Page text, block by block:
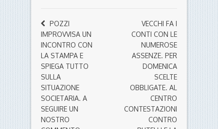
POZZI
IMPROVVISA UN
INCONTRO CON
LA STAMPA E
SPIEGA TUTTO
SULLA
SITUAZIONE
SOCIETARIA. A
SEGUIRE UN
NOSTRO
VECCHI FA I
CONTI CON LE
NUMEROSE
ASSENZE. PER
DOMENICA
SCELTE
OBBLIGATE. AL
CENTRO
CONTESTAZIONI
CONTRO